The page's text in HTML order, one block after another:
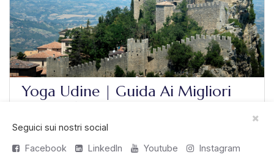
Yoga Udine | Guida Ai Migliori
Cerchi yoga Udine? Scopri i migliori centri yoga, gli
insegnanti, i corsi e gli eventi in Friuli Venezia Giulia.
Seguici sui nostri social
Facebook
LinkedIn Youtube Instagram